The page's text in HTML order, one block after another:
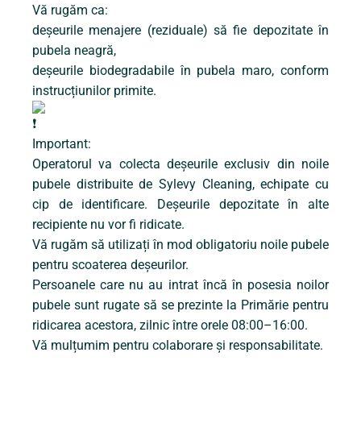
Vă rugăm ca:
deșeurile menajere (reziduale) să fie depozitate în
pubela neagră,
deșeurile biodegradabile în pubela maro, conform
instrucțiunilor primite.
Important:
Operatorul va colecta deșeurile exclusiv din noile
pubele distribuite de Sylevy Cleaning, echipate cu
cip de identificare. Deșeurile depozitate în alte
recipiente nu vor fi ridicate.
Vă rugăm să utilizați în mod obligatoriu noile pubele
pentru scoaterea deșeurilor.
Persoanele care nu au intrat încă în posesia noilor
pubele sunt rugate să se prezinte la Primărie pentru
ridicarea acestora, zilnic între orele 08:00–16:00.
Vă mulțumim pentru colaborare și responsabilitate.